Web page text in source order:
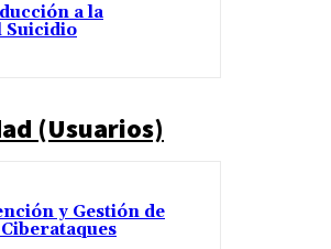
a la
Suicidio
(Usuarios)
y Gestión de